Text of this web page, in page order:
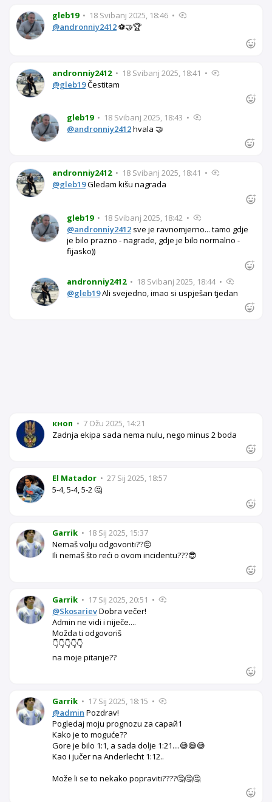
gleb19 • 18 Svibanj 2025, 18:46 •
@andronniy2412⚽🤝🏆
andronniy2412 • 18 Svibanj 2025, 18:41 •
@gleb19Čestitam
gleb19 • 18 Svibanj 2025, 18:43 •
@andronniy2412hvala 🤝
andronniy2412 • 18 Svibanj 2025, 18:41 •
@gleb19Gledam kišu nagrada
gleb19 • 18 Svibanj 2025, 18:42 •
@andronniy2412 sve je ravnomjerno... tamo gdje
je bilo prazno - nagrade, gdje je bilo normalno -
fijasko))
andronniy2412 • 18 Svibanj 2025, 18:44 •
@gleb19Ali svejedno, imao si uspješan tjedan
кноп • 7 Ožu 2025, 14:21
Zadnja ekipa sada nema nulu, nego minus 2 boda
El Matador • 27 Sij 2025, 18:57
5-4, 5-4, 5-2 🤔
Garrik • 18 Sij 2025, 15:37
Nemaš volju odgovoriti??😔
Ili nemaš što reći o ovom incidentu???😎
Garrik • 17 Sij 2025, 20:51 •
@SkosarievDobra večer!
Admin ne vidi i niječe....
Možda ti odgovoriš
👇👇👇👇👇
na moje pitanje??
Garrik • 17 Sij 2025, 18:15 •
@admin Pozdrav!
Pogledaj moju prognozu za сарай1
Kako je to moguće??
Gore je bilo 1:1, a sada dolje 1:21....😅😅😅
Kao i jučer na Anderlecht 1:12..
Može li se to nekako popraviti????🤔🤔🤔